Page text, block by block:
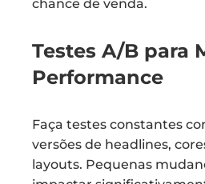
chance de venda.
Testes A/B para
Performance
Faça testes constantes
versões de headlines,
layouts. Pequenas